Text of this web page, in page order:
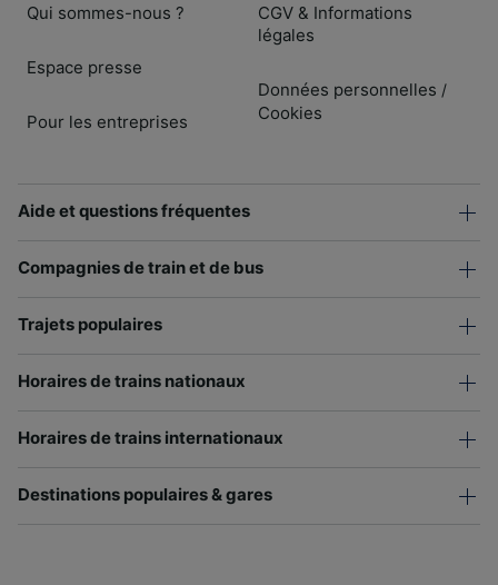
Qui sommes-nous ?
Espace presse
Pour les entreprises
CGV & Informations
légales
Données personnelles /
Cookies
Aide et questions fréquentes
Compagnies de train et de bus
Trajets populaires
Horaires de trains nationaux
Horaires de trains internationaux
Destinations populaires & gares